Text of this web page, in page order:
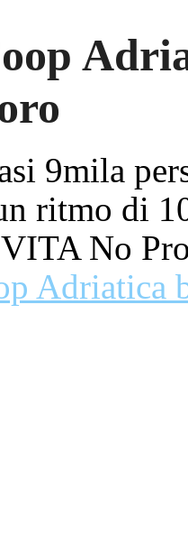
9mila
ritmo di
No
Adriatica